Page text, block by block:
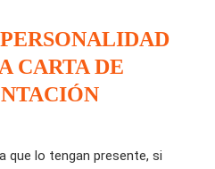
CARTA DE
que lo tengan presente, si